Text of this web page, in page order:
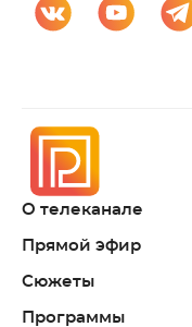
О телеканале
Прямой эфир
Сюжеты
Программы